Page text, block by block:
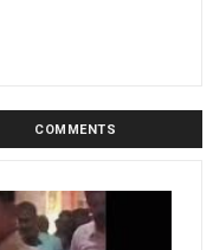
COMMENTS